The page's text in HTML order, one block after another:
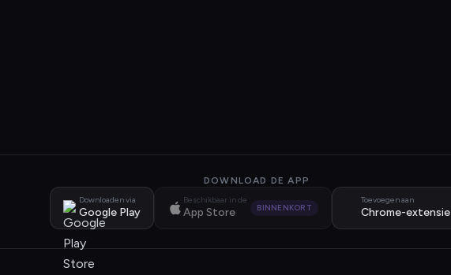
DOWNLOAD DE APP
Downloaden via
Google Play
Beschikbaar in de
App Store BINNENKORT
Toevoegen aan
Chrome-extensie